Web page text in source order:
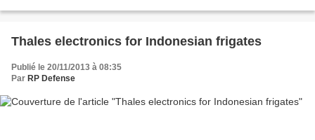
Thales electronics for Indonesian frigates
Publié le 20/11/2013 à 08:35
Par RP Defense